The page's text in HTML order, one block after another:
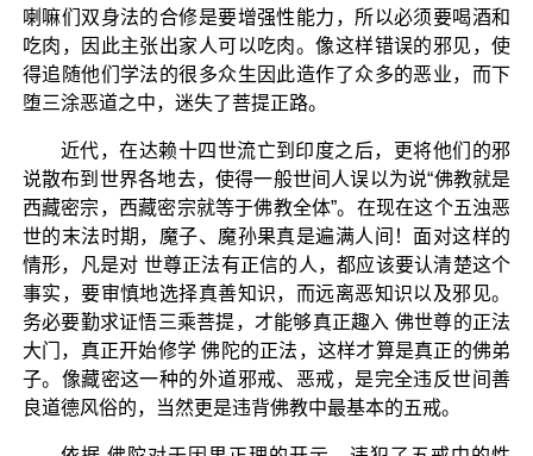
喇嘛们双身法的合修是要增强性能力，所以必须要喝酒和
吃肉，因此主张出家人可以吃肉。像这样错误的邪见，使
得追随他们学法的很多众生因此造作了众多的恶业，而下
堕三涂恶道之中，迷失了菩提正路。
近代，在达赖十四世流亡到印度之后，更将他们的邪
说散布到世界各地去，使得一般世间人误以为说“佛教就是
西藏密宗，西藏密宗就等于佛教全体”。在现在这个五浊恶
世的末法时期，魔子、魔孙果真是遍满人间！面对这样的
情形，凡是对 世尊正法有正信的人，都应该要认清楚这个
事实，要审慎地选择真善知识，而远离恶知识以及邪见。
务必要勤求证悟三乘菩提，才能够真正趣入 佛世尊的正法
大门，真正开始修学 佛陀的正法，这样才算是真正的佛弟
子。像藏密这一种的外道邪戒、恶戒，是完全违反世间善
良道德风俗的，当然更是违背佛教中最基本的五戒。